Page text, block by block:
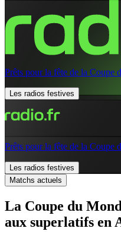
Prêts pour la fête de la Coupe
Les radios festives
Prêts pour la fête de la Coupe
Les radios festives
Matchs actuels
La Coupe du
aux superlatifs en